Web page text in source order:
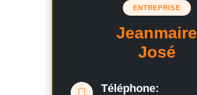
ENTREPRISE
Jeanmaire
José
Téléphone: